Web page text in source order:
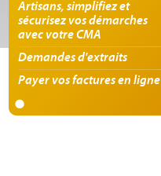
Artisans, simplifiez et
sécurisez vos démarches
avec votre CMA
Demandes d'extraits
Payer vos factures en ligne